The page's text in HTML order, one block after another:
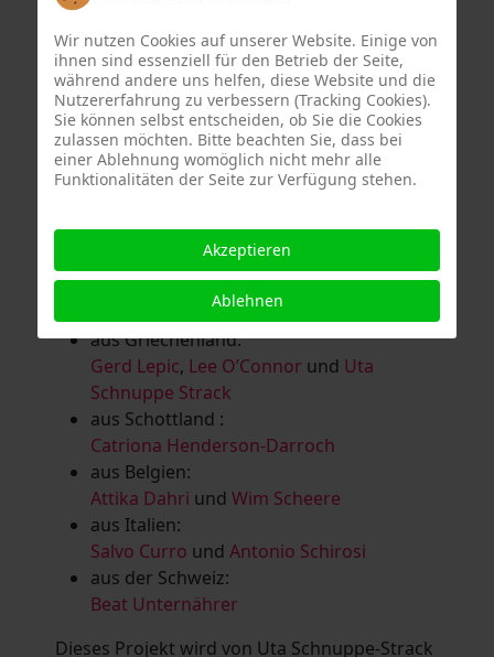
Eric Schaftlein.
aus den Niederlanden:
Dorrety Brookhuis,Natalia Dik,Elise
EekhoutundHenny Schaapman
aus Deutschland:
Salomé Herbst,Andrea Jungnitsch,
Lanzl,Heidrun MalComes,Christa Mayer-
Guntram Prochaska
Schaub,Vera Schaub,Birgit Schweimler &
Serge DevadderundRolf Thärichen
aus Griechenland:
Gerd Lepic, Lee O’Connor und Uta
Schnuppe Strack
aus Schottland :
Catriona Henderson-Darroch
aus Belgien:
Attika Dahri und Wim Scheere
aus Italien:
Salvo Curro und Antonio Schirosi
aus der Schweiz:
Beat Unternährer
Dieses Projekt wird von Uta Schnuppe-Strack
Wir nutzen Cookies auf unserer Website. Einige von
ihnen sind essenziell für den Betrieb der Seite,
während andere uns helfen, diese Website und die
Nutzererfahrung zu verbessern (Tracking Cookies).
Sie können selbst entscheiden, ob Sie die Cookies
zulassen möchten. Bitte beachten Sie, dass bei
einer Ablehnung womöglich nicht mehr alle
Funktionalitäten der Seite zur Verfügung stehen.
Akzeptieren
Ablehnen